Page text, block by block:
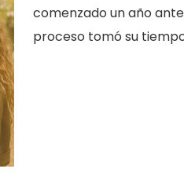
comenzado un año
proceso tomó su